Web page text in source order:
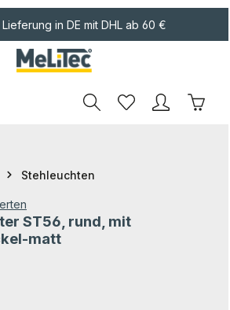
in DE mit DHL ab 60 €
Stehleuchten
von 0 von 5 Sternen
ST56, rund, mit
matt